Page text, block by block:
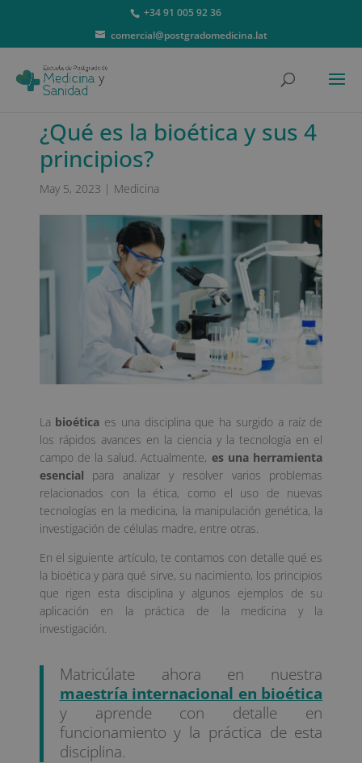
+34 91 005 92 36
comercial@postgradomedicina.lat
¿Qué es la bioética y sus 4
principios?
May 5, 2023 | Medicina
La bioética es una disciplina que ha surgido a raíz de
los rápidos avances en la ciencia y la tecnología en el
campo de la salud. Actualmente, es una herramienta
esencial para analizar y resolver varios problemas
relacionados con la ética, como el uso de nuevas
tecnologías en la medicina, la manipulación genética, la
investigación de células madre, entre otras.
En el siguiente artículo, te contamos con detalle qué es
la bioética y para qué sirve, su nacimiento, los principios
que rigen esta disciplina y algunos ejemplos de su
aplicación en la práctica de la medicina y la
investigación.
Matricúlate ahora en nuestra
maestría internacional en bioética
y aprende con detalle en
funcionamiento y la práctica de esta
disciplina.